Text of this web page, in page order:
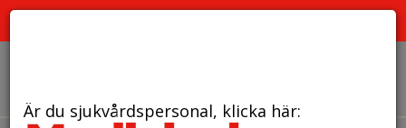
Är du sjukvårdspersonal, klicka här: